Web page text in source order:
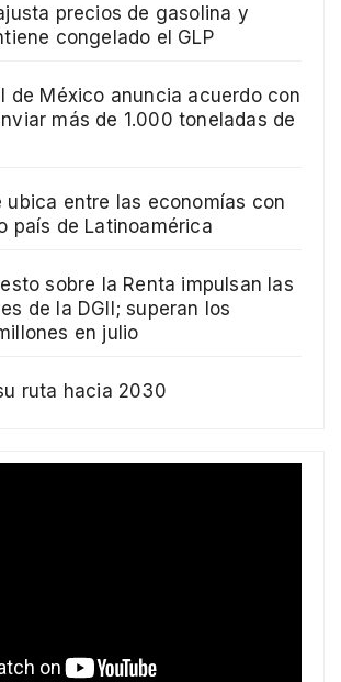
precios de gasolina y
congelado el GLP
de México anuncia acuerdo con
más de 1.000 toneladas de
ubica entre las economías con
país de Latinoamérica
sobre la Renta impulsan las
de la DGII; superan los
en julio
ruta hacia 2030